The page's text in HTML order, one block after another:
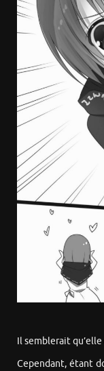
Il semblerait
Cependant, étant